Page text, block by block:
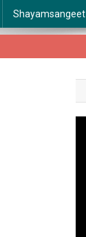
Shayamsangeet